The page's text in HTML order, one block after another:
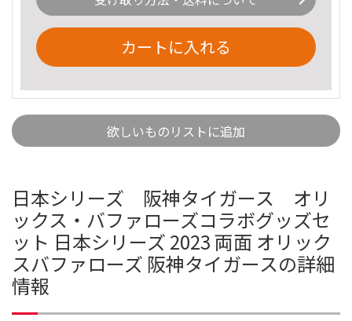
カートに入れる
欲しいものリストに追加
日本シリーズ 阪神タイガース オリ
ックス・バファローズコラボグッズセ
ット 日本シリーズ 2023 両面 オリック
スバファローズ 阪神タイガースの詳細
情報